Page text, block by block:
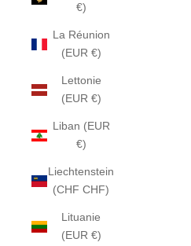
€)
La Réunion
(EUR €)
Lettonie
(EUR €)
Liban (EUR
€)
Liechtenstein
(CHF CHF)
Lituanie
(EUR €)